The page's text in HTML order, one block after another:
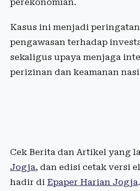
perekonomian.
Kasus ini menjadi
pengawasan terhadap
sekaligus upaya menjaga
perizinan dan keamanan
Cek Berita dan Artikel yang
Jogja, dan edisi cetak versi
hadir di Epaper Harian Jogja.